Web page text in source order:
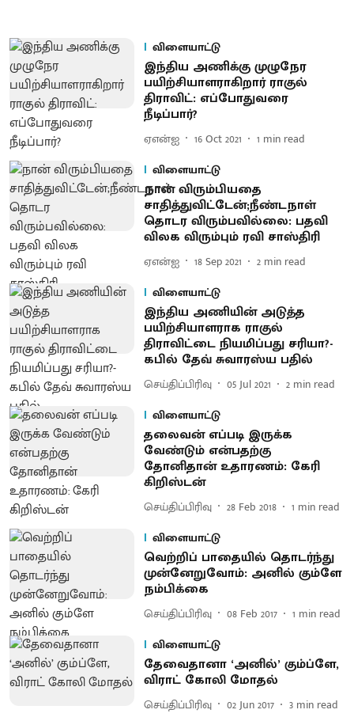
விளையாட்டு
இந்திய அணிக்கு முழுநேர
பயிற்சியாளராகிறார் ராகுல்
திராவிட்: எப்போதுவரை
நீடிப்பார்?
ஏஎன்ஐ 16 Oct 2021 1 min read
விளையாட்டு
நான் விரும்பியதை
சாதித்துவிட்டேன்;நீண்டநாள்
தொடர விரும்பவில்லை: பதவி
விலக விரும்பும் ரவி சாஸ்திரி
ஏஎன்ஐ 18 Sep 2021 2 min read
விளையாட்டு
இந்திய அணியின் அடுத்த
பயிற்சியாளராக ராகுல்
திராவிட்டை நியமிப்பது சரியா?-
கபில் தேவ் சுவாரஸ்ய பதில்
செய்திப்பிரிவு 05 Jul 2021 2 min read
விளையாட்டு
தலைவன் எப்படி இருக்க
வேண்டும் என்பதற்கு
தோனிதான் உதாரணம்: கேரி
கிறிஸ்டன்
செய்திப்பிரிவு 28 Feb 2018 1 min read
விளையாட்டு
வெற்றிப் பாதையில் தொடர்ந்து
முன்னேறுவோம் : அனில் கும்ளே
நம்பிக்கை
செய்திப்பிரிவு 08 Feb 2017 1 min read
விளையாட்டு
தேவைதானா ‘அனில்’ கும்ப்ளே,
விராட் கோலி மோதல்
செய்திப்பிரிவு 02 Jun 2017 3 min read